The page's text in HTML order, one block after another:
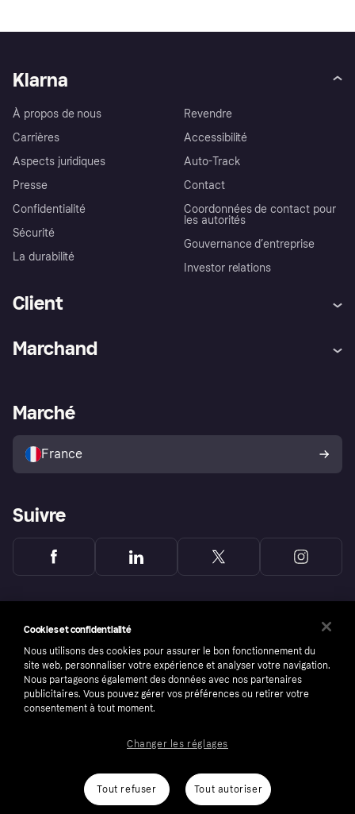
Klarna
À propos de nous
Carrières
Aspects juridiques
Presse
Confidentialité
Sécurité
La durabilité
Revendre
Accessibilité
Auto-Track
Contact
Coordonnées de contact pour
les autorités
Gouvernance d’entreprise
Investor relations
Client
Explorez les magasins
Politique de protection de
l’acheteur Klarna
Marchand
Portail Marchand
Marché
France
Suivre
number: 556737-0431
ConditionsCookiesKlarna.com
Cookies et confidentialité
Nous utilisons des cookies pour assurer le bon fonctionnement du
site web, personnaliser votre expérience et analyser votre navigation.
Nous partageons également des données avec nos partenaires
publicitaires. Vous pouvez gérer vos préférences ou retirer votre
consentement à tout moment.
Tout refuser Tout autoriser
Changer les réglages